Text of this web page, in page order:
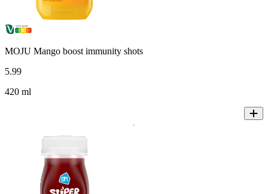
MOJU Mango boost immunity shots
5.99
420 ml